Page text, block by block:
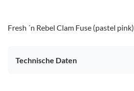
Fresh ´n Rebel Clam Fuse (pastel pink)
Technische Daten